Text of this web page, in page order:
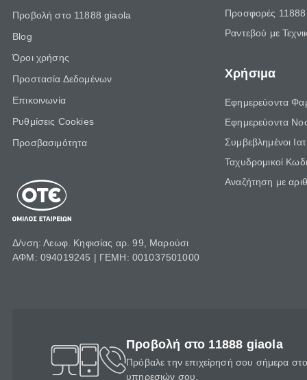
Προβολή στο 11888 giaola
Blog
Όροι χρήσης
Προστασία Δεδομένων
Επικοινωνία
Ρυθμίσεις Cookies
Προσβασιμότητα
Δ/νση: Λεωφ. Κηφισίας αρ. 99, Μαρούσι
ΑΦΜ: 094019245 | ΓΕΜΗ: 001037501000
Προσφορές
Ραντεβού με
Χρήσιμα
Εφημερεύοντα
Εφημερεύοντα
Συμβεβλημένοι
Ταχυδρομικοί
Αναζήτηση με
Προβολή στο 11888 giaola
Πρόβαλε την επιχείρησή σου σήμερα
υπηρεσιών σου.